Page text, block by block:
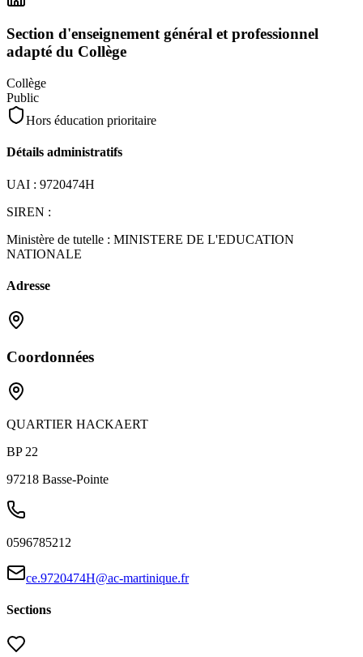
Section d'enseignement général et professionnel
adapté du Collège
Collège
Public
Hors éducation prioritaire
Détails administratifs
UAI : 9720474H
SIREN :
Ministère de tutelle : MINISTERE DE L'EDUCATION
NATIONALE
Adresse
Coordonnées
QUARTIER HACKAERT
BP 22
97218 Basse-Pointe
0596785212
ce.9720474H@ac-martinique.fr
Sections